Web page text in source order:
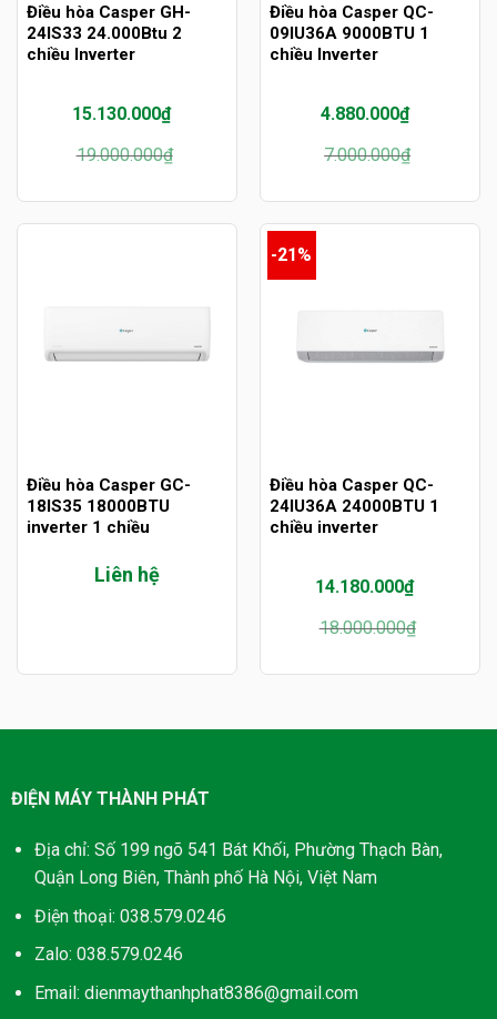
Điều hòa Casper GH-
24IS33 24.000Btu 2
chiều Inverter
19.000.000₫
Giá
gốc
19.000.000₫.
15.130.000₫
Giá
hiện
là:
15.130.000₫.
Điều hòa Casper QC-
09IU36A 9000BTU 1
chiều Inverter
7.000.000₫
Giá
gốc
7.000.000₫.
4.880.000₫
Giá
hiện
là:
4.880.000₫.
Điều hòa Casper GC-
18IS35 18000BTU
inverter 1 chiều
Liên hệ
-21%
Điều hòa Casper QC-
24IU36A 24000BTU 1
chiều inverter
18.000.000₫
Giá
gốc
18.000.000₫.
14.180.000₫
Giá
hiện
là:
ĐIỆN MÁY THÀNH PHÁT
Địa chỉ: Số 199 ngõ 541 Bát Khối, Phường Thạch Bàn,
Quận Long Biên, Thành phố Hà Nội, Việt Nam
Điện thoại: 038.579.0246
Zalo: 038.579.0246
Email: dienmaythanhphat8386@gmail.com